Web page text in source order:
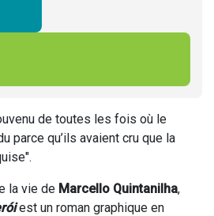
de toutes les fois où le
parce qu’ils avaient cru que la
la vie de Marcello Quintanilha,
est un roman graphique en